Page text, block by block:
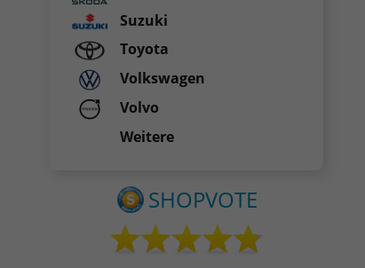
Suzuki
Toyota
Volkswagen
Volvo
Weitere